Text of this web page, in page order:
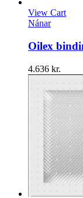
View Cart
Nánar
Oilex
4.636 kr.